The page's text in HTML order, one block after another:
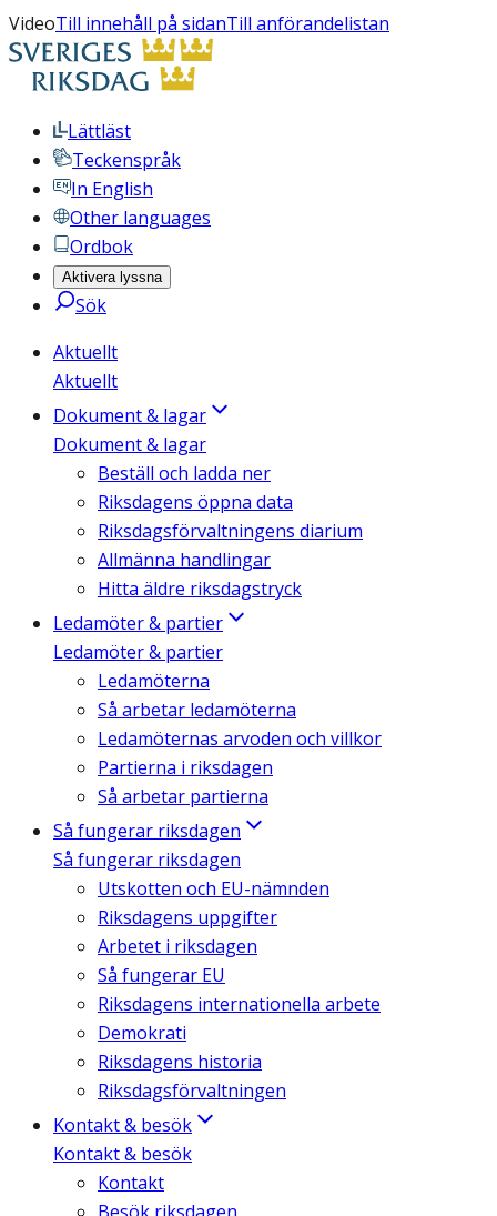
VideoTill innehåll på sidanTill anförandelistan
Lättläst
Teckenspråk
In English
Other languages
Ordbok
Aktivera lyssna
Sök
Aktuellt
Aktuellt
Dokument & lagar
Dokument & lagar
Beställ och ladda ner
Riksdagens öppna data
Riksdagsförvaltningens diarium
Allmänna handlingar
Hitta äldre riksdagstryck
Ledamöter & partier
Ledamöter & partier
Ledamöterna
Så arbetar ledamöterna
Ledamöternas arvoden och villkor
Partierna i riksdagen
Så arbetar partierna
Så fungerar riksdagen
Så fungerar riksdagen
Utskotten och EU-nämnden
Riksdagens uppgifter
Arbetet i riksdagen
Så fungerar EU
Riksdagens internationella arbete
Demokrati
Riksdagens historia
Riksdagsförvaltningen
Kontakt & besök
Kontakt & besök
Kontakt